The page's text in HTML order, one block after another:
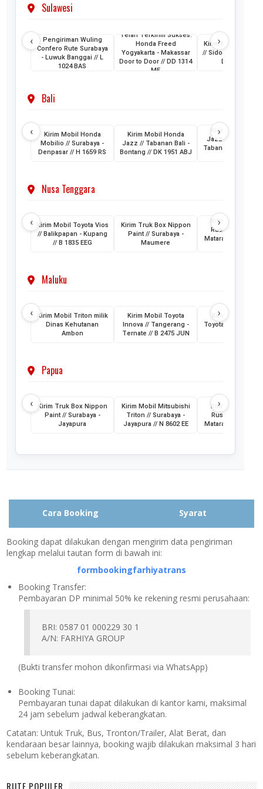
Sulawesi
‹
Pengiriman Wuling
Confero Rute Surabaya
- Luwuk Banggai // L
1024 BAS
Telah Terkirim Sukses:
Honda Freed
Yogyakarta - Makassar
Door to Door // DD 1314
ME
Kirim Mobil Honda
// Sidoarjo -
DH 1024 KB
›
Bali
‹
Kirim Mobil Honda
Mobilio // Surabaya -
Denpasar // H 1659 RS
Kirim Mobil Honda
Jazz // Tabanan Bali -
Bontang // DK 1951 ABJ
Kirim Mobil
Jazz //
Tabanan Bali // DK
›
Nusa Tenggara
‹
Kirim Mobil Toyota Vios
// Balikpapan - Kupang
// B 1835 EEG
Kirim Truk Box Nippon
Paint // Surabaya -
Maumere
Kirim Mobil
Rush //
Mataram Lombok
›
Maluku
‹
Kirim Mobil Triton milik
Dinas Kehutanan
Ambon
Kirim Mobil Toyota
Innova // Tangerang -
Ternate // B 2475 JUN
Kirim 2 Unit
Toyota HiAce //
›
Papua
‹
Kirim Truk Box Nippon
Paint // Surabaya -
Jayapura
Kirim Mobil Mitsubishi
Triton // Surabaya -
Jayapura // N 8602 EE
Kirim Mobil
Rush //
Mataram // PA
›
Cara Booking Syarat
Booking dapat dilakukan dengan mengirim data pengiriman
lengkap melalui tautan form di bawah ini:
formbookingfarhiyatrans
Booking Transfer:
Pembayaran DP minimal 50% ke rekening resmi perusahaan:
BRI: 0587 01 000229 30 1
A/N: FARHIYA GROUP
(Bukti transfer mohon dikonfirmasi via WhatsApp)
Booking Tunai:
Pembayaran tunai dapat dilakukan di kantor kami, maksimal
24 jam sebelum jadwal keberangkatan.
Catatan: Untuk Truk, Bus, Tronton/Trailer, Alat Berat, dan
kendaraan besar lainnya, booking wajib dilakukan maksimal 3 hari
sebelum keberangkatan.
RUTE POPULER